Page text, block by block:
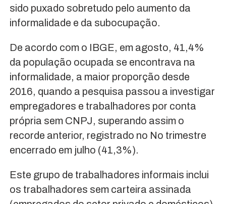
sido puxado sobretudo pelo aumento da
informalidade e da subocupação.
De acordo com o IBGE, em agosto, 41,4%
da população ocupada se encontrava na
informalidade, a maior proporção desde
2016, quando a pesquisa passou a investigar
empregadores e trabalhadores por conta
própria sem CNPJ, superando assim o
recorde anterior, registrado no No trimestre
encerrado em julho (41,3%).
Este grupo de trabalhadores informais inclui
os trabalhadores sem carteira assinada